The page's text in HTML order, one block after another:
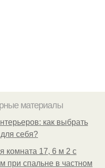
материалы
как выбрать
себя?
комната 17, 6 м 2 с
при спальне в частном